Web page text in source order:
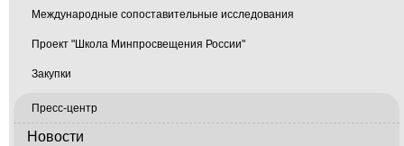
Международные сопоставительные исследования
Проект "Школа Минпросвещения России"
Закупки
Пресс-центр
Новости